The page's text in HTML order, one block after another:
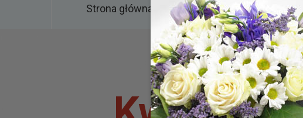
Strona główna Kwiaty